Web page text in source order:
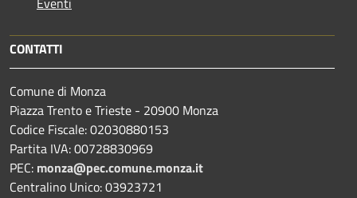
CONTATTI
Comune di Monza
Piazza Trento e Trieste - 20900 Monza
Codice Fiscale: 02030880153
Partita IVA: 00728830969
PEC: monza@pec.comune.monza.it
Centralino Unico: 03923721